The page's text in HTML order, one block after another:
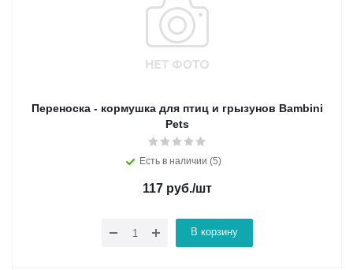
Переноска - кормушка для птиц и грызунов Bambini
Pets
Есть в наличии (5)
117 руб./шт
В корзину